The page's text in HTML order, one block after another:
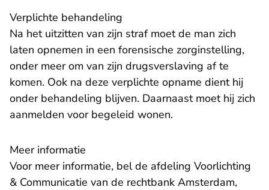
Verplichte behandeling
Na het uitzitten van zijn straf moet de man zich
laten opnemen in een forensische zorginstelling,
onder meer om van zijn drugsverslaving af te
komen. Ook na deze verplichte opname dient hij
onder behandeling blijven. Daarnaast moet hij zich
aanmelden voor begeleid wonen.
Meer informatie
Voor meer informatie, bel de afdeling Voorlichting
& Communicatie van de rechtbank Amsterdam,